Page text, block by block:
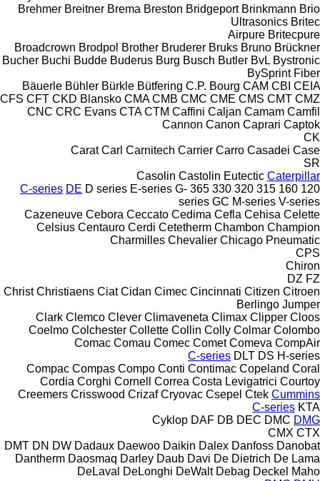
Brehmer Breitner Brema Breston Bridgeport Brinkmann Brio
Ultrasonics Britec
Airpure Britecpure
Broadcrown Brodpol Brother Bruderer Bruks Bruno Brückner
Bucher Buchi Budde Buderus Burg Busch Butler BvL Bystronic
BySprint Fiber
Bäuerle Bühler Bürkle Bütfering C.P. Bourg CAM CBI CEIA
CFS CFT CKD Blansko CMA CMB CMC CME CMS CMT CMZ
CNC CRC Evans CTA CTM Caffini Caljan Camam Camfil
Cannon Canon Caprari Captok
CK
Carat Carl Carnitech Carrier Carro Casadei Case
SR
Casolin Castolin Eutectic Caterpillar
120
160
315
320
330
365
C-series DE D series E-series G-
series GC M-series V-series
Cazeneuve Cebora Ceccato Cedima Cefla Cehisa Celette
Celsius Centauro Cerdi Cetetherm Chambon Champion
Charmilles Chevalier Chicago Pneumatic
CPS
Chiron
DZ FZ
Christ Christiaens Ciat Cidan Cimec Cincinnati Citizen Citroen
Berlingo Jumper
Clark Clemco Clever Climaveneta Climax Clipper Cloos
Coelmo Colchester Collette Collin Colly Colmar Colombo
Comac Comau Comec Comet Comeva CompAir
C-series DLT DS H-series
Compac Compas Compo Conti Contimac Copeland Coral
Cordia Corghi Cornell Correa Costa Levigatrici Courtoy
Creemers Crisswood Crizaf Cryovac Csepel Ctek Cummins
C-series KTA
Cyklop DAF DB DEC DMC DMG
CMX CTX
DMT DN DW Dadaux Daewoo Daikin Dalex Danfoss Danobat
Dantherm Daosmaq Darley Daub Davi De Dietrich De Lama
DeLaval
DeLonghi DeWalt Debag Deckel Maho